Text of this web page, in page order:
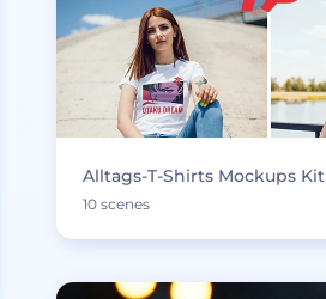
Alltags-T-Shirts Mockups Kit
10 scenes